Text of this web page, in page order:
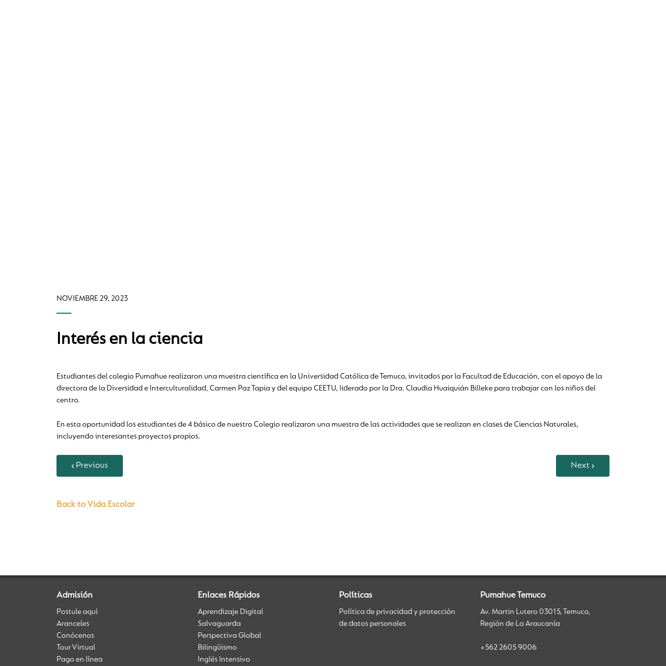
NOVIEMBRE 29, 2023
Interés en la ciencia
Estudiantes del colegio Pumahue realizaron una muestra científica en la Universidad Católica de Temuco, invitados por la Facultad de Educación, con el apoyo de la
directora de la Diversidad e Interculturalidad, Carmen Paz Tapia y del equipo CEETU, liderado por la Dra. Claudia Huaiquián Billeke para trabajar con los niños del
centro.
En esta oportunidad los estudiantes de 4 básico de nuestro Colegio realizaron una muestra de las actividades que se realizan en clases de Ciencias Naturales,
incluyendo interesantes proyectos propios.
Previous Next
Back to Vida Escolar
Admisión
Postule aquí
Aranceles
Conócenos
Tour Virtual
Pago en línea
Enlaces Rápidos
Aprendizaje Digital
Salvaguarda
Perspectiva Global
Bilingüismo
Inglés Intensivo
Políticas
Política de privacidad y protección
de datos personales
Pumahue Temuco
Av. Martin Lutero 03015, Temuco,
Región de La Araucanía
+562 2605 9006